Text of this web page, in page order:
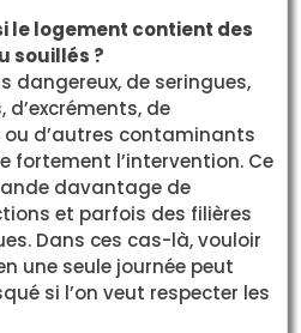
le logement contient des
souillés ?
dangereux, de seringues,
de
d’autres contaminants
fortement l’intervention. Ce
davantage de
et parfois des filières
Dans ces cas-là, vouloir
une seule journée peut
si l’on veut respecter les